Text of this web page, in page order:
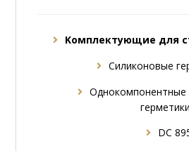
Kомплектующие для
Силиконовые
Однокомпонентные
герметики
DC